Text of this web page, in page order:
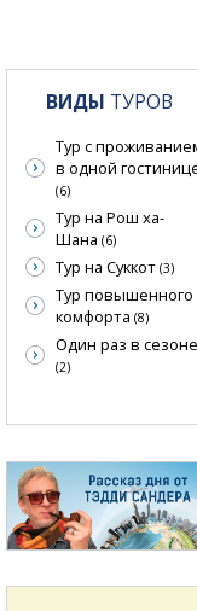
ВИДЫ ТУРОВ
Тур с
в одной
(6)
Тур на Рош ха-
Шана (6)
Тур на Суккот (3)
Тур повышенного
комфорта (8)
Один раз в сезоне
(2)